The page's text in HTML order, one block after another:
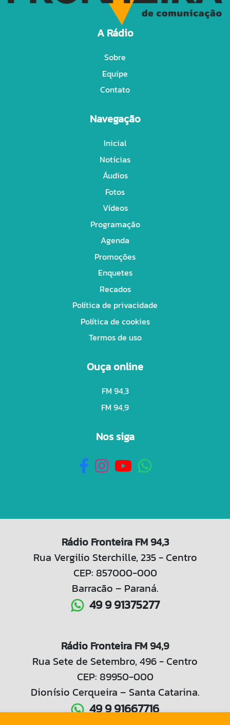
Navegação
Inicial
Notícias
Áudios
Fotos
Vídeos
Programação
Agenda
Promoções
Enquetes
Recados
Política de privacidade
Política de cookies
Termos de uso
A Rádio
Sobre
Equipe
Contato
Ouça online
FM 94,3
FM 94,9
Nos siga
Rádio Fronteira FM 94,3
Rua Vergilio Sterchille, 235 - Centro
CEP: 857000-000
Barracão – Paraná.
49 9 91375277
Rádio Fronteira FM 94,9
Rua Sete de Setembro, 496 - Centro
CEP: 89950-000
Dionísio Cerqueira – Santa Catarina.
49 9 91667716